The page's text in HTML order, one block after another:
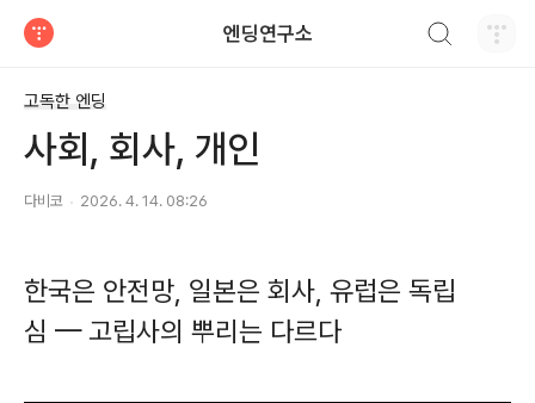
엔딩연구소
고독한 엔딩
사회, 회사, 개인
다비코 2026. 4. 14. 08:26
한국은 안전망, 일본은 회사, 유럽은 독립
심 — 고립사의 뿌리는 다르다